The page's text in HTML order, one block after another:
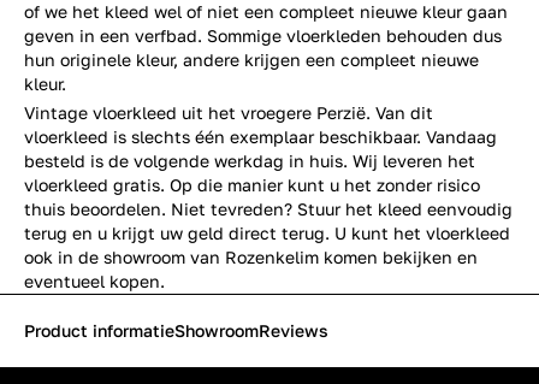
of we het kleed wel of niet een compleet nieuwe kleur gaan
geven in een verfbad. Sommige vloerkleden behouden dus
hun originele kleur, andere krijgen een compleet nieuwe
kleur.
Vintage vloerkleed uit het vroegere Perzië. Van dit
vloerkleed is slechts één exemplaar beschikbaar. Vandaag
besteld is de volgende werkdag in huis. Wij leveren het
vloerkleed gratis. Op die manier kunt u het zonder risico
thuis beoordelen. Niet tevreden? Stuur het kleed eenvoudig
terug en u krijgt uw geld direct terug. U kunt het vloerkleed
ook in de showroom van Rozenkelim komen bekijken en
eventueel kopen.
Product informatieShowroomReviews